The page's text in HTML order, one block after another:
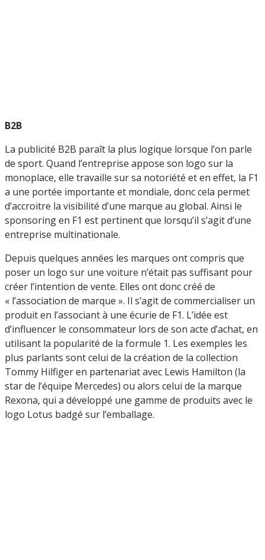
B2B
La publicité B2B paraît la plus logique lorsque l’on parle
de sport. Quand l’entreprise appose son logo sur la
monoplace, elle travaille sur sa notoriété et en effet, la F1
a une portée importante et mondiale, donc cela permet
d’accroitre la visibilité d’une marque au global. Ainsi le
sponsoring en F1 est pertinent que lorsqu’il s’agit d’une
entreprise multinationale.
Depuis quelques années les marques ont compris que
poser un logo sur une voiture n’était pas suffisant pour
créer l’intention de vente. Elles ont donc créé de
« l’association de marque ». Il s’agit de commercialiser un
produit en l’associant à une écurie de F1. L’idée est
d’influencer le consommateur lors de son acte d’achat, en
utilisant la popularité de la formule 1. Les exemples les
plus parlants sont celui de la création de la collection
Tommy Hilfiger en partenariat avec Lewis Hamilton (la
star de l’équipe Mercedes) ou alors celui de la marque
Rexona, qui a développé une gamme de produits avec le
logo Lotus badgé sur l’emballage.